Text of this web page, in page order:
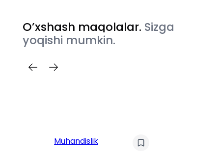
O’xshash maqolalar. Sizga
yoqishi mumkin.
Muhandislik